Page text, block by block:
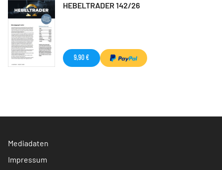
HEBELTRADER 142/26
9,90 €
Mediadaten
Impressum